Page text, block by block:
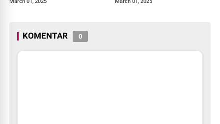
KOMENTAR 0